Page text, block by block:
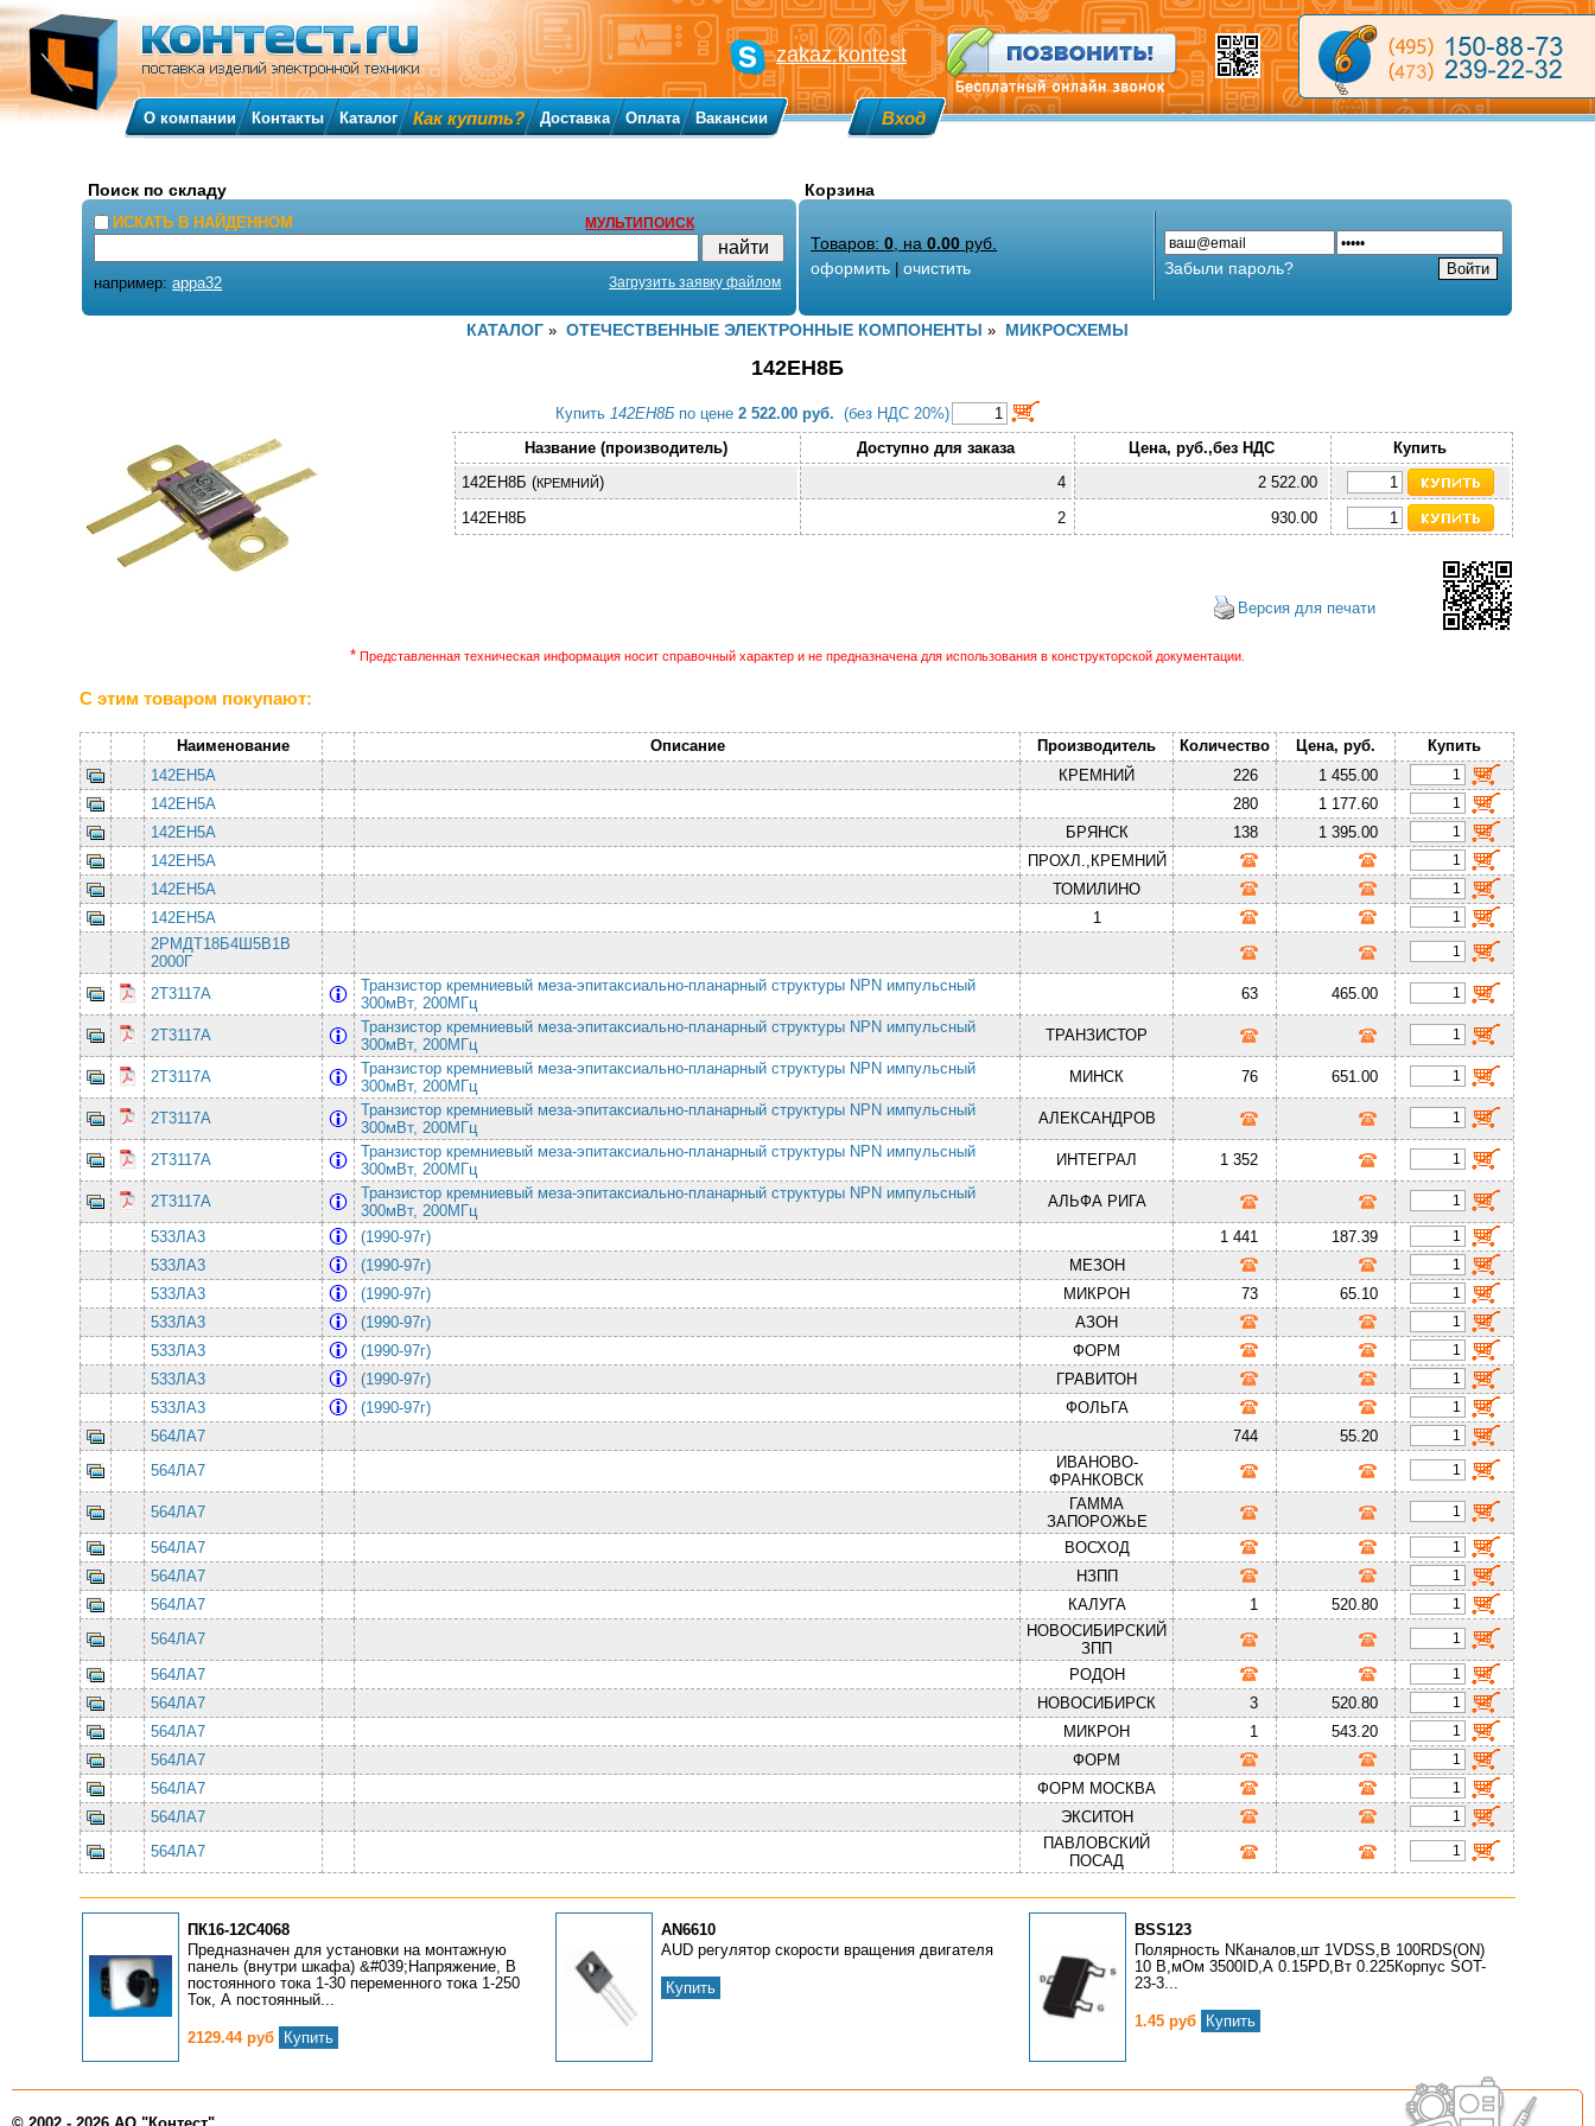
142ЕН8Б
Купить 142ЕН8Б по цене 2 522.00 руб. (без НДС 20%)
Название (производитель)
Доступно для заказа Цена, руб.,без НДС
Купить
142ЕН8Б (КРЕМНИЙ) 4
2 522.00
142ЕН8Б
2 930.00
Версия для печати
* Представленная техническая информация носит справочный характер и не предназначена для использования в конструкторской документации.
КАТАЛОГ» ОТЕЧЕСТВЕННЫЕ ЭЛЕКТРОННЫЕ КОМПОНЕНТЫ » МИКРОСХЕМЫ
С этим товаром покупают:
Наименование Описание Производитель Количество Цена, руб.
Купить
142ЕН5А
КРЕМНИЙ 226
1 455.00
142ЕН5А
280
1 177.60
142ЕН5А
БРЯНСК 138
1 395.00
142ЕН5А
ПРОХЛ.,КРЕМНИЙ
142ЕН5А
ТОМИЛИНО
142ЕН5А
1
2РМДТ18Б4Ш5В1В
2000Г
2Т3117А
Транзистор кремниевый меза-эпитаксиально-планарный структуры NPN импульсный
300мВт, 200МГц
63 465.00
2Т3117А
Транзистор кремниевый меза-эпитаксиально-планарный структуры NPN импульсный
300мВт, 200МГц
ТРАНЗИСТОР
2Т3117А
Транзистор кремниевый меза-эпитаксиально-планарный структуры NPN импульсный
300мВт, 200МГц
МИНСК 76 651.00
2Т3117А
Транзистор кремниевый меза-эпитаксиально-планарный структуры NPN импульсный
300мВт, 200МГц
АЛЕКСАНДРОВ
2Т3117А
Транзистор кремниевый меза-эпитаксиально-планарный структуры NPN импульсный
300мВт, 200МГц
ИНТЕГРАЛ 1 352
2Т3117А
Транзистор кремниевый меза-эпитаксиально-планарный структуры NPN импульсный
300мВт, 200МГц
АЛЬФА РИГА
533ЛА3
(1990-97г) 1 441
187.39
533ЛА3
(1990-97г)
МЕЗОН
533ЛА3
(1990-97г) МИКРОН 73
65.10
533ЛА3
(1990-97г)
АЗОН
533ЛА3
(1990-97г)
ФОРМ
533ЛА3
(1990-97г)
ГРАВИТОН
533ЛА3
(1990-97г)
ФОЛЬГА
564ЛА7
744
55.20
564ЛА7
ИВАНОВО-
ФРАНКОВСК
564ЛА7
ГАММА
ЗАПОРОЖЬЕ
564ЛА7
ВОСХОД
564ЛА7
НЗПП
564ЛА7
КАЛУГА 1
520.80
564ЛА7
НОВОСИБИРСКИЙ
ЗПП
564ЛА7
РОДОН
564ЛА7
НОВОСИБИРСК 3
520.80
564ЛА7
МИКРОН 1
543.20
564ЛА7
ФОРМ
564ЛА7
ФОРМ МОСКВА
564ЛА7
ЭКСИТОН
564ЛА7
ПАВЛОВСКИЙ
ПОСАД
ПК16-12С4068
Предназначен для установки на монтажную
панель (внутри шкафа) &#039;Напряжение, В
постоянного тока 1-30 переменного тока 1-250
Ток, А постоянный...
2129.44 руб Купить
AN6610
AUD pегулятоp скоpости вpащения двигателя
Купить
BSS123
Полярность NКаналов,шт 1VDSS,В 100RDS(ON)
10 В,мОм 3500ID,А 0.15PD,Вт 0.225Корпус SOT-
23-3...
1.45 руб Купить
zakaz.kontest
О компании Контакты Каталог Как купить? Доставка Оплата Вакансии Вход
Поиск по складу
ИСКАТЬ В НАЙДЕННОМ МУЛЬТИПОИСК
например:appa32 Загрузить заявку файлом
Корзина
Товаров:0 , на0.00 руб.
оформить |очистить Забыли пароль?